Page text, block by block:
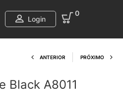
Login
0
Product
ANTERIOR PRÓXIMO
Black A8011